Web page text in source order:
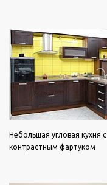
Небольшая угловая кухня с
контрастным фартуком